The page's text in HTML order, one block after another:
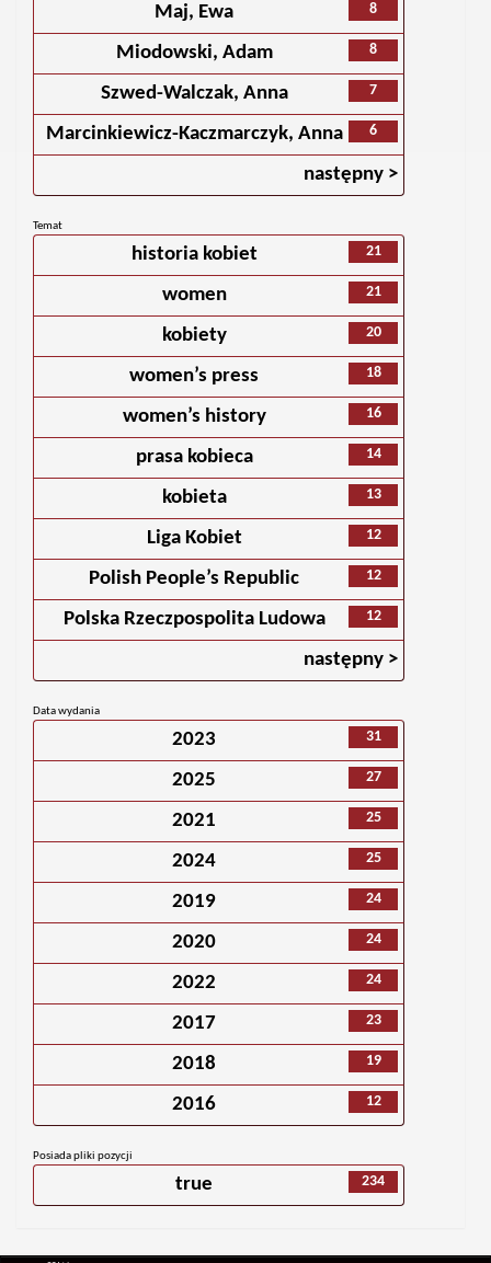
8
Maj, Ewa
8
Miodowski, Adam
7
Szwed-Walczak, Anna
6
Marcinkiewicz-Kaczmarczyk, Anna
następny >
Temat
21
historia kobiet
21
women
20
kobiety
18
women’s press
16
women’s history
14
prasa kobieca
13
kobieta
12
Liga Kobiet
12
Polish People’s Republic
12
Polska Rzeczpospolita Ludowa
następny >
Data wydania
31
2023
27
2025
25
2021
25
2024
24
2019
24
2020
24
2022
23
2017
19
2018
12
2016
Posiada pliki pozycji
234
true